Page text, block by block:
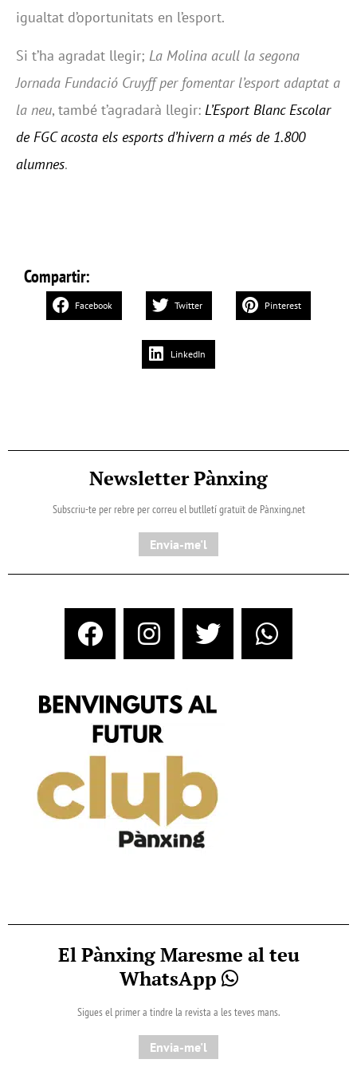
igualtat d’oportunitats en l’esport.
Si t’ha agradat llegir; La Molina acull la segona
Jornada Fundació Cruyff per fomentar l’esport adaptat a
la neu, també t’agradarà llegir: L’Esport Blanc Escolar
de FGC acosta els esports d’hivern a més de 1.800
alumnes.
Compartir:
Facebook Twitter Pinterest
LinkedIn
Newsletter Pànxing
Subscriu-te per rebre per correu el butlletí gratuït de Pànxing.net​
Envia-me'l
El Pànxing Maresme al teu
WhatsApp
Sigues el primer a tindre la revista a les teves mans.
Envia-me'l